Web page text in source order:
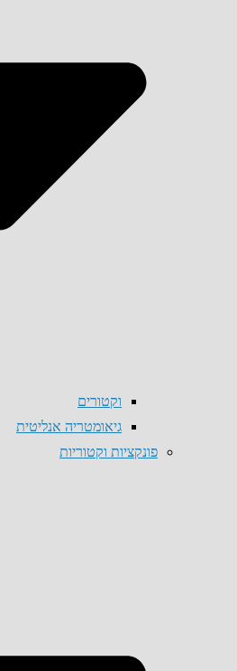
וקטורים
גיאומטריה אנליטית
פונקציות וקטוריות